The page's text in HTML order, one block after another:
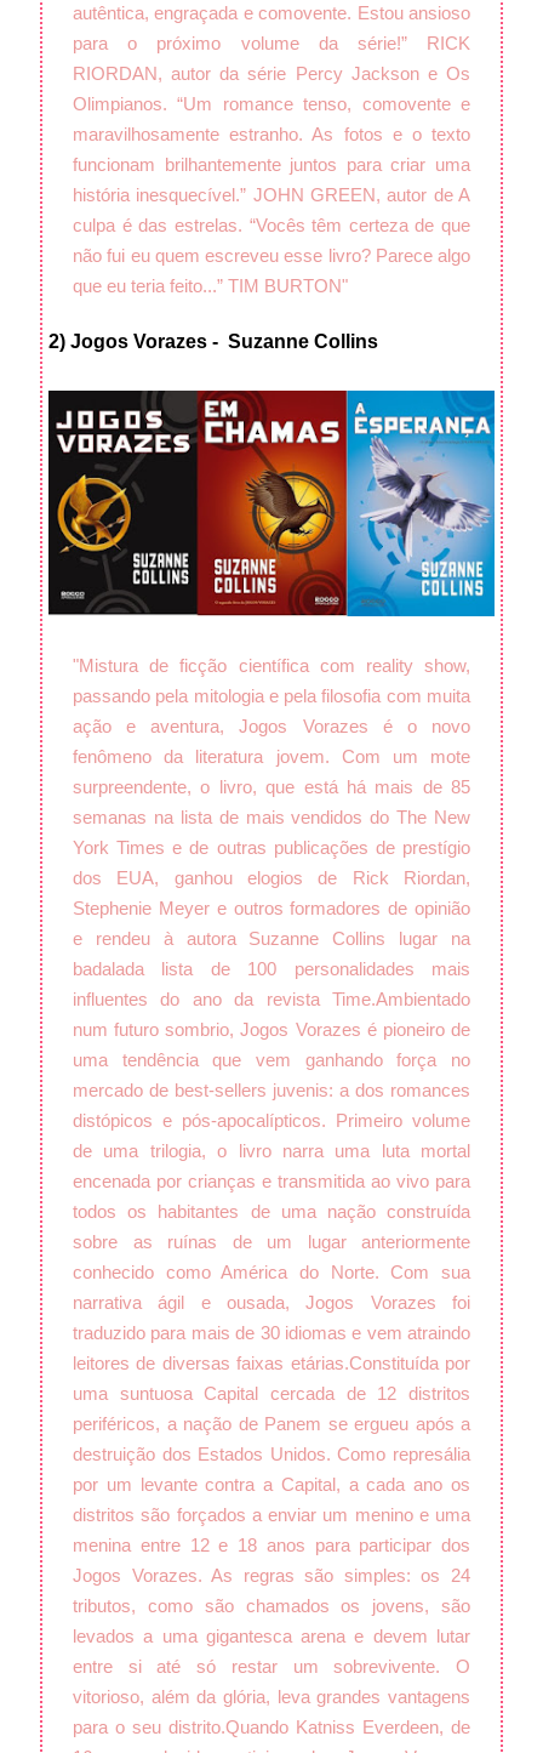
autêntica, engraçada e comovente. Estou ansioso
para o próximo volume da série!” RICK
RIORDAN, autor da série Percy Jackson e Os
Olimpianos. “Um romance tenso, comovente e
maravilhosamente estranho. As fotos e o texto
funcionam brilhantemente juntos para criar uma
história inesquecível.” JOHN GREEN, autor de A
culpa é das estrelas. “Vocês têm certeza de que
não fui eu quem escreveu esse livro? Parece algo
que eu teria feito...” TIM BURTON"
2) Jogos Vorazes - Suzanne Collins
"Mistura de ficção científica com reality show,
passando pela mitologia e pela filosofia com muita
ação e aventura, Jogos Vorazes é o novo
fenômeno da literatura jovem. Com um mote
surpreendente, o livro, que está há mais de 85
semanas na lista de mais vendidos do The New
York Times e de outras publicações de prestígio
dos EUA, ganhou elogios de Rick Riordan,
Stephenie Meyer e outros formadores de opinião
e rendeu à autora Suzanne Collins lugar na
badalada lista de 100 personalidades mais
influentes do ano da revista Time.Ambientado
num futuro sombrio, Jogos Vorazes é pioneiro de
uma tendência que vem ganhando força no
mercado de best-sellers juvenis: a dos romances
distópicos e pós-apocalípticos. Primeiro volume
de uma trilogia, o livro narra uma luta mortal
encenada por crianças e transmitida ao vivo para
todos os habitantes de uma nação construída
sobre as ruínas de um lugar anteriormente
conhecido como América do Norte. Com sua
narrativa ágil e ousada, Jogos Vorazes foi
traduzido para mais de 30 idiomas e vem atraindo
leitores de diversas faixas etárias.Constituída por
uma suntuosa Capital cercada de 12 distritos
periféricos, a nação de Panem se ergueu após a
destruição dos Estados Unidos. Como represália
por um levante contra a Capital, a cada ano os
distritos são forçados a enviar um menino e uma
menina entre 12 e 18 anos para participar dos
Jogos Vorazes. As regras são simples: os 24
tributos, como são chamados os jovens, são
levados a uma gigantesca arena e devem lutar
entre si até só restar um sobrevivente. O
vitorioso, além da glória, leva grandes vantagens
para o seu distrito.Quando Katniss Everdeen, de